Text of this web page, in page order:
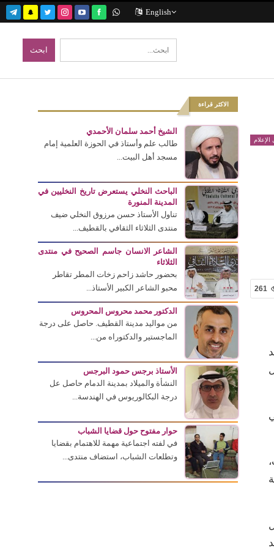
English
261
الاكثر قراءة
الشيخ أحمد سلمان الأحمدي
طالب علم وأستاذ في الحوزة العلمية إمام
مسجد أهل البيت...
الباحث النخلي يستعرض تاريخ النخليين في
المدينة المنورة
تناول الأستاذ حسن مرزوق النخلي ضيف
منتدى الثلاثاء الثقافي بالقطيف...
الشاعر الانسان جاسم الصحيح في منتدى
الثلاثاء
بحضور حاشد زاحم زخات المطر تقاطر
محبو الشاعر الكبير الأستاذ...
الدكتور محمد محروس المحروس
من مواليد مدينة القطيف. حاصل على درجة
الماجستير والدكتوراه من...
الأستاذ برجس حمود البرجس
النشأة والميلاد بمدينة الدمام حاصل عل
درجة البكالوريوس في الهندسة...
حوار مفتوح حول قضايا الشباب
في لفته اجتماعية مهمة للاهتمام بقضايا
وتطلعات الشباب، استضاف منتدى...